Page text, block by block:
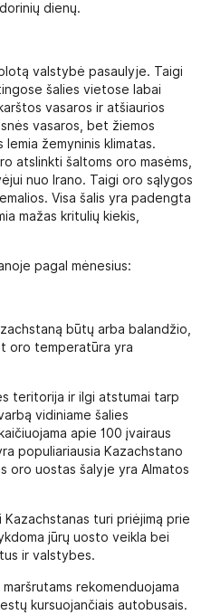
dienų.
valstybė pasaulyje. Taigi
šalies vietose labai
vasaros ir atšiaurios
vasaros, bet žiemos
žemyninis klimatas.
atslinkti šaltoms oro masėms,
nuo Irano. Taigi oro sąlygos
Visa šalis yra padengta
mažas kritulių kiekis,
pagal mėnesius:
būtų arba balandžio,
oro temperatūra yra
teritorija ir ilgi atstumai tarp
vidiniame šalies
apie 100 įvairaus
populiariausia Kazachstano
oro uostas šalyje yra Almatos
turi priėjimą prie
jūrų uosto veikla bei
ir valstybes.
rekomenduojama
kursuojančiais autobusais.